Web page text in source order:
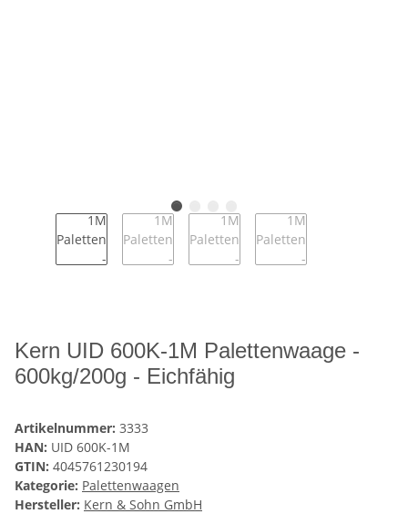
Kern UID 600K-1M Palettenwaage -
600kg/200g - Eichfähig
Artikelnummer: 3333
HAN: UID 600K-1M
GTIN: 4045761230194
Kategorie: Palettenwaagen
Hersteller: Kern & Sohn GmbH